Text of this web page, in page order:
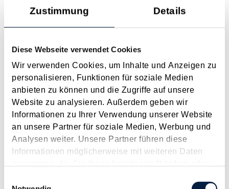
Zustimmung Details
Diese Webseite verwendet Cookies
Wir verwenden Cookies, um Inhalte und Anzeigen zu
personalisieren, Funktionen für soziale Medien
anbieten zu können und die Zugriffe auf unsere
Website zu analysieren. Außerdem geben wir
Informationen zu Ihrer Verwendung unserer Website
an unsere Partner für soziale Medien, Werbung und
Analysen weiter. Unsere Partner führen diese
Informationen möglicherweise mit weiteren Daten
Einleitung und Kernaussage der Entscheidung Das
Elternteil nach einer Scheidung die Familienbeihilfe zusteht,
eines...
Langtext
empfehlen drucken
Änderungen beim Onlineversandhandel ab 2021
August 2020
Lockdown, Ausgehverbote, geschlossene Geschäfte - die
überleben zu können. Zwei Schlagworte dieser Zeit, um als